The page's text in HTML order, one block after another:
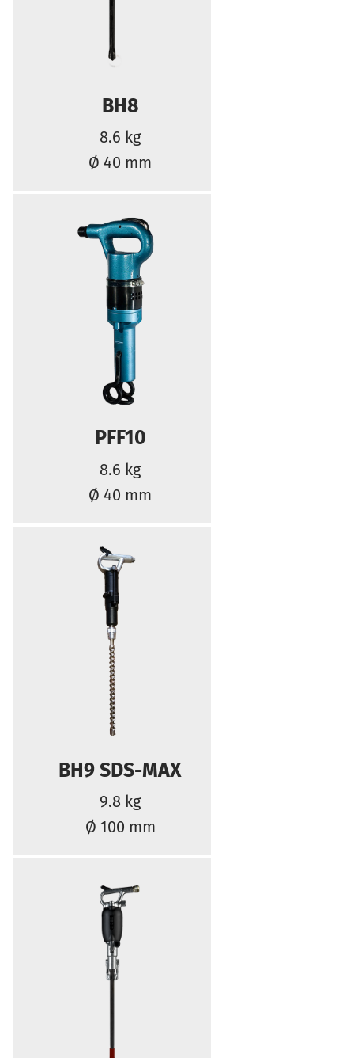
BH8
8.6 kg
Ø 40 mm
PFF10
8.6 kg
Ø 40 mm
BH9 SDS-MAX
9.8 kg
Ø 100 mm